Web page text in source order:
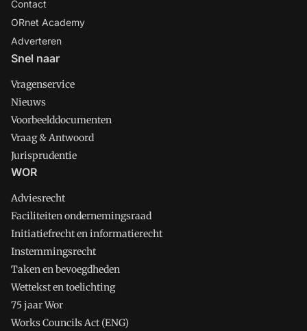
Contact
ORnet Academy
Adverteren
Snel naar
Vragenservice
Nieuws
Voorbeelddocumenten
Vraag & Antwoord
Jurisprudentie
WOR
Adviesrecht
Faciliteiten ondernemingsraad
Initiatiefrecht en informatierecht
Instemmingsrecht
Taken en bevoegdheden
Wettekst en toelichting
75 jaar Wor
Works Councils Act (ENG)